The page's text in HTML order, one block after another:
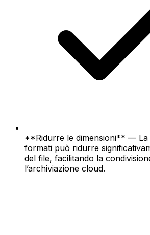
**Ridurre le dimensioni** — La
formati può ridurre
del file, facilitando la
l’archiviazione cloud.